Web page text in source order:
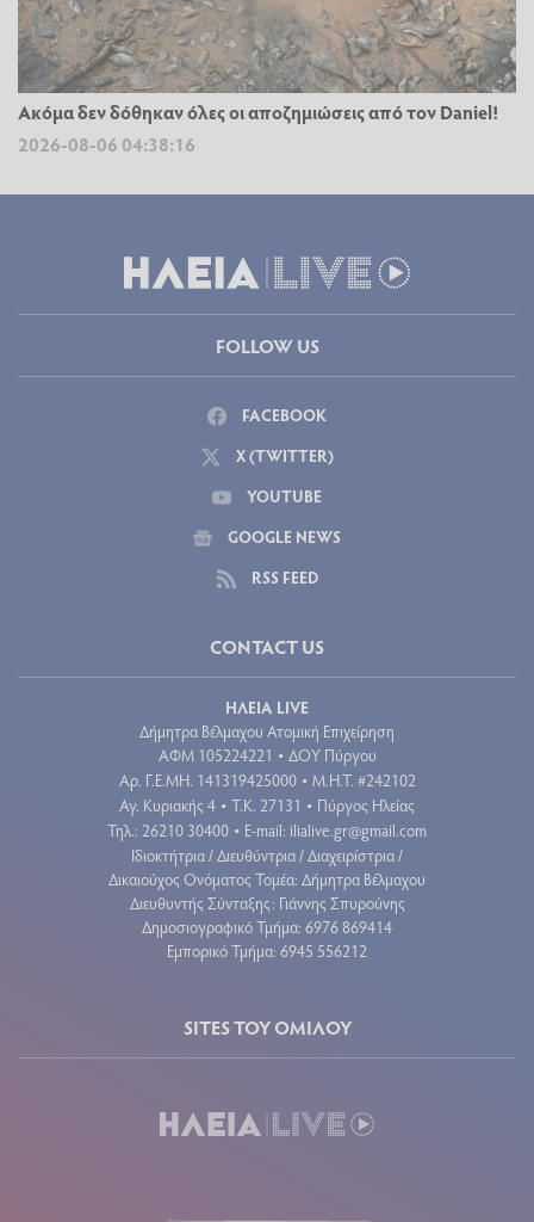
Ακόμα δεν δόθηκαν όλες οι αποζημιώσεις από τον Daniel!
2026-08-06 04:38:16
FOLLOW US
FACEBOOK
X (TWITTER)
YOUTUBE
GOOGLE NEWS
RSS FEED
CONTACT US
ΗΛΕΙΑ LIVE
Δήμητρα Βέλμαχου Ατομική Επιχείρηση
ΑΦΜ 105224221 • ΔΟΥ Πύργου
Aρ. Γ.Ε.ΜΗ. 141319425000 • Μ.Η.Τ. #242102
Αγ. Κυριακής 4 • Τ.Κ. 27131 • Πύργος Ηλείας
Τηλ.: 26210 30400 • E-mail: ilialive.gr@gmail.com
Ιδιοκτήτρια / Διευθύντρια / Διαχειρίστρια /
Δικαιούχος Ονόματος Τομέα: Δήμητρα Βέλμαχου
Διευθυντής Σύνταξης: Γιάννης Σπυρούνης
Δημοσιογραφικό Τμήμα: 6976 869414
Εμπορικό Τμήμα: 6945 556212
SITES ΤΟΥ ΟΜΙΛΟΥ